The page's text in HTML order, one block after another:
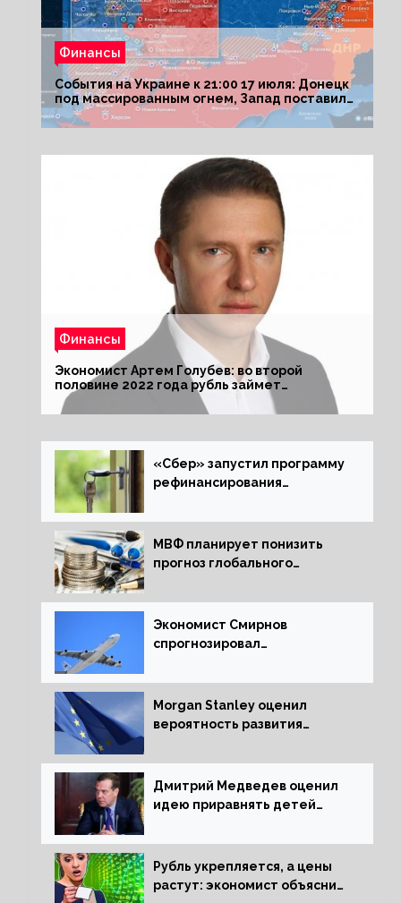
Финансы
События на Украине к 21:00 17 июля: Донецк
под массированным огнем, Запад поставил
Киеву ультиматум
Финансы
Экономист Артем Голубев: во второй
половине 2022 года рубль займет
комфортный курс
«Сбер» запустил программу
рефинансирования
МВФ планирует понизить
прогноз глобального
следующем отчете
Экономист Смирнов
спрогнозировал
России
Morgan Stanley оценил
вероятность развития
Дмитрий Медведев оценил
идею приравнять детей
Рубль укрепляется, а цены
растут: экономист объяснил